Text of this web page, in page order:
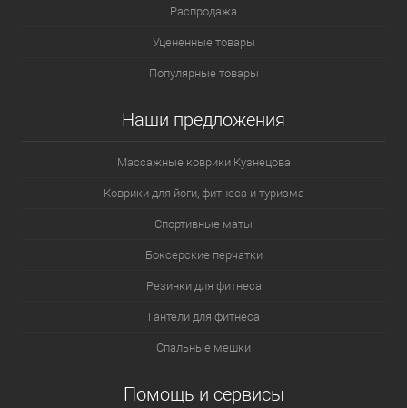
Распродажа
Уцененные товары
Популярные товары
Наши предложения
Массажные коврики Кузнецова
Коврики для йоги, фитнеса и туризма
Спортивные маты
Боксерские перчатки
Резинки для фитнеса
Гантели для фитнеса
Спальные мешки
Помощь и сервисы